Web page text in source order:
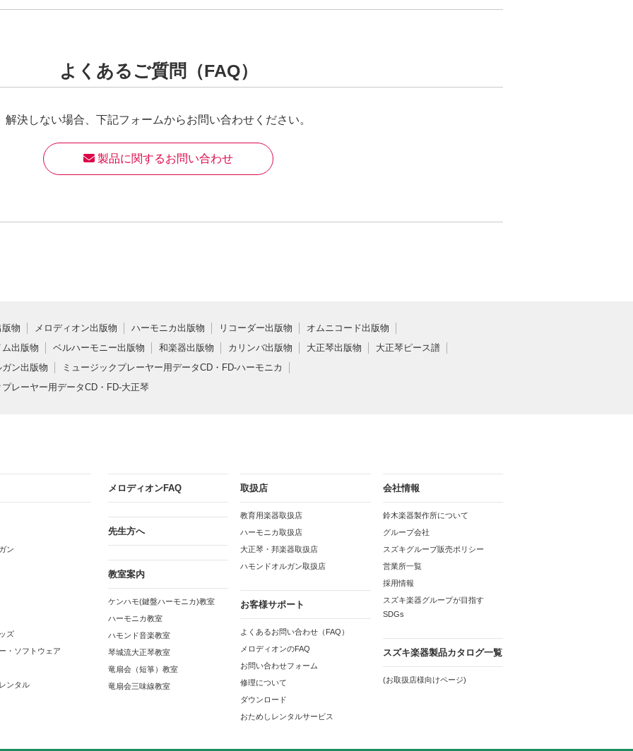
よくあるご質問（FAQ）
解決しない場合、 下記フォームからお問い合わせください。
製品に関するお問い合わせ
物 メロディオン出版物 ハーモニカ出版物 リコーダー出版物
オムニコード出版物
出版物
ベルハーモニー出版物 和楽器出版物 カリンバ出版物 大正琴出版物
大正琴ピース譜
ン出版物
ミュージックプレーヤー用データCD・FD-ハーモニカ
レーヤー用データCD・FD-大正琴
ン
ズ
・ソフトウェア
ンタル
メロディオンFAQ
先生方へ
教室案内
ケンハモ(鍵盤ハーモニカ)教室
ハーモニカ教室
ハモンド音楽教室
琴城流大正琴教室
竜扇会（短箏）教室
竜扇会三味線教室
取扱店
教育用楽器取扱店
ハーモニカ取扱店
大正琴・邦楽器取扱店
ハモンドオルガン取扱店
お客様サポート
よくあるお問い合わせ（FAQ）
メロディオンのFAQ
お問い合わせフォーム
修理について
ダウンロード
おためしレンタルサービス
会社情報
鈴木楽器製作所について
グループ会社
スズキグループ販売ポリシー
営業所一覧
採用情報
スズキ楽器グループが目指す
SDGs
スズキ楽器製品カタログ一覧
(お取扱店様向けページ)